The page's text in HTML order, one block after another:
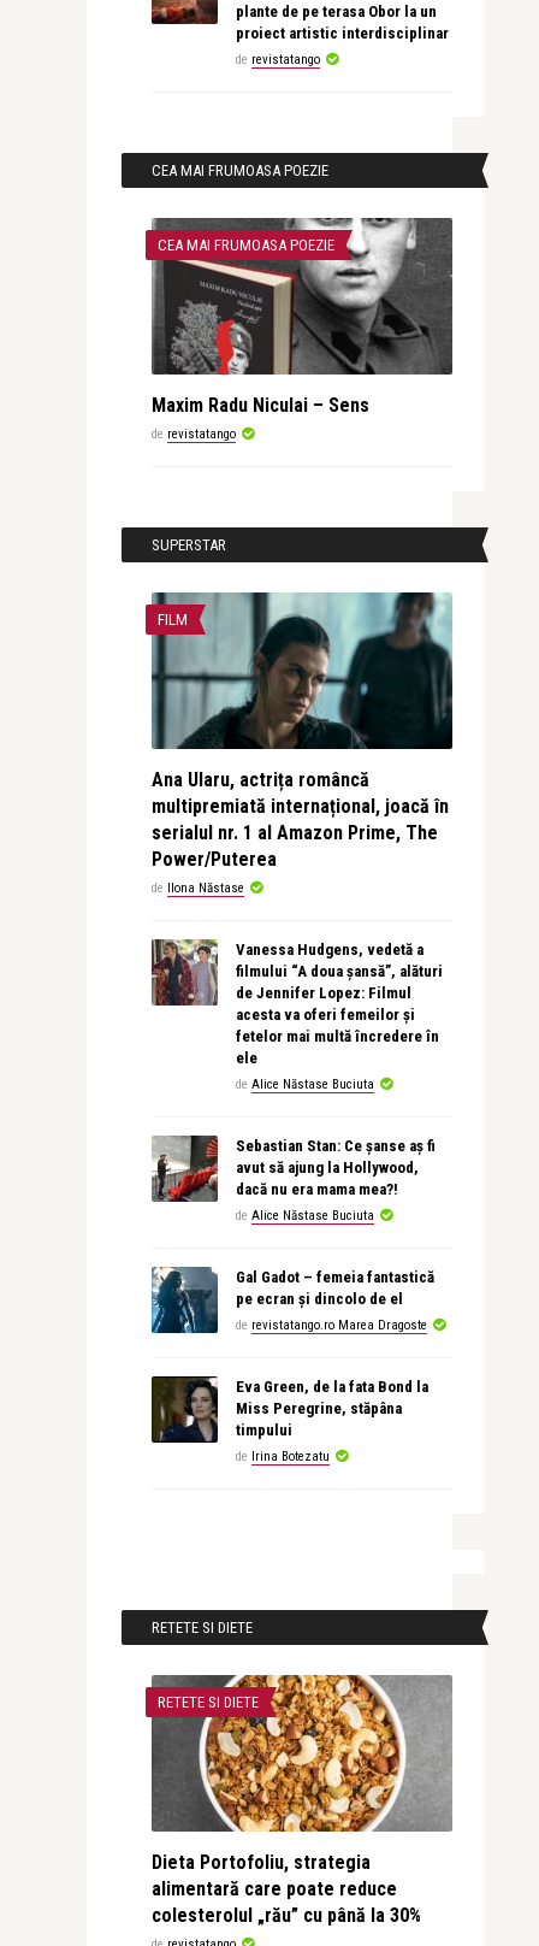
plante de pe terasa Obor la un
proiect artistic interdisciplinar
de revistatango
CEA MAI FRUMOASA POEZIE
CEA MAI FRUMOASA POEZIE
Maxim Radu Niculai – Sens
de revistatango
SUPERSTAR
FILM
Ana Ularu, actrița româncă
multipremiată internațional, joacă în
serialul nr. 1 al Amazon Prime, The
Power/Puterea
de Ilona Năstase
Vanessa Hudgens, vedetă a
filmului “A doua șansă”, alături
de Jennifer Lopez: Filmul
acesta va oferi femeilor și
fetelor mai multă încredere în
ele
de Alice Năstase Buciuta
Sebastian Stan: Ce șanse aș fi
avut să ajung la Hollywood,
dacă nu era mama mea?!
de Alice Năstase Buciuta
Gal Gadot – femeia fantastică
pe ecran și dincolo de el
de revistatango.ro Marea Dragoste
Eva Green, de la fata Bond la
Miss Peregrine, stăpâna
timpului
de Irina Botezatu
RETETE SI DIETE
RETETE SI DIETE
Dieta Portofoliu, strategia
alimentară care poate reduce
colesterolul „rău” cu până la 30%